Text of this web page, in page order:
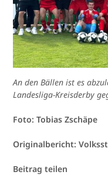
An den Bällen ist es
Landesliga-Kreisderby
Foto: Tobias Zschäpe
Originalbericht:
Beitrag teilen